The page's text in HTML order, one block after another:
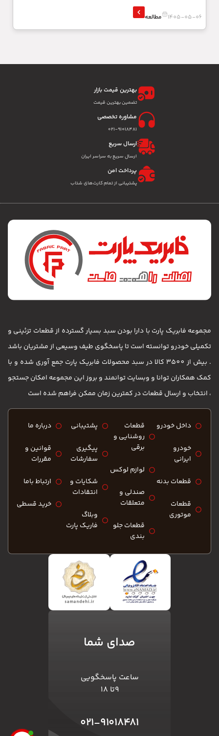
1405-05-06 مطالعه
بهترین قیمت بازار
تضمین بهترین قیمت
مشاوره تخصصی
۰۲۱-91018481
ارسال سریع
ارسال سریع به سراسر ایران
پرداخت امن
پشتیبانی از تمام کارت‌های شتاب
مجموعه فابریک پارت با دارا بودن سبد بسیار گسترده از قطعات تزئینی و
تکمیلی خودرو توانسته است تا پاسخگوی طیف وسیعی از مشتریان باشد
. بیش از 3500 کالا در سبد محصولات فابریک پارت جمع آوری شده و با
کمک همکاران توانا و وبسایت توانمند و بروز این مجموعه امکان جستجو
، انتخاب و ارسال قطعات در کمترین زمان ممکن فراهم شده است
داخل خودرو
خودرو
ایرانی
قطعات بدنه
قطعات
موتوری
قطعات
روشنایی و
برقی
لوازم لوکس
صندلی و
متعلقات
قطعات جلو
بندی
پشتیبانی
پیگیری
سفارشات
شکایات و
انتقادات
وبلاگ
فاریک پارت
درباره ما
قوانین و
مقررات
ارتباط باما
خرید قسطی
صدای شما
ساعت پاسخگویی
۹تا ۱۸
۰۲۱-۹۱۰۱۸۴۸۱